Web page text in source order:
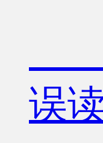
电
误